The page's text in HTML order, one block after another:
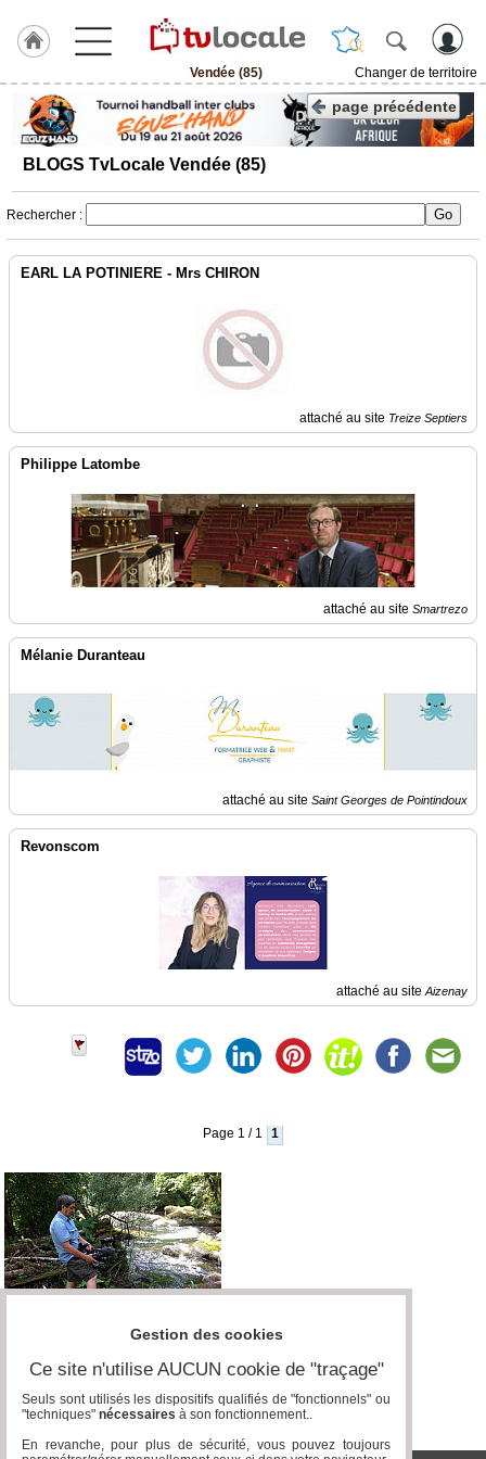
Vendée (85)
Changer de territoire
J'adhère
Hulcoq
ACCUEIL
Vendée
TvLocale
France
Gazette
Blogs
BLOGS TvLocale Vendée (85)
page précédente
Rechercher :
EARL LA POTINIERE - Mrs CHIRON
attaché au site Treize Septiers
Philippe Latombe
attaché au site Smartrezo
Mélanie Duranteau
attaché au site Saint Georges de Pointindoux
Revonscom
attaché au siteAizenay
Page 1 / 1 1
Gestion des cookies
Ce site n'utilise AUCUN cookie de "traçage"
Seuls sont utilisés les dispositifs qualifiés de "fonctionnels" ou
"techniques" nécessaires à son fonctionnement..
En revanche, pour plus de sécurité, vous pouvez toujours